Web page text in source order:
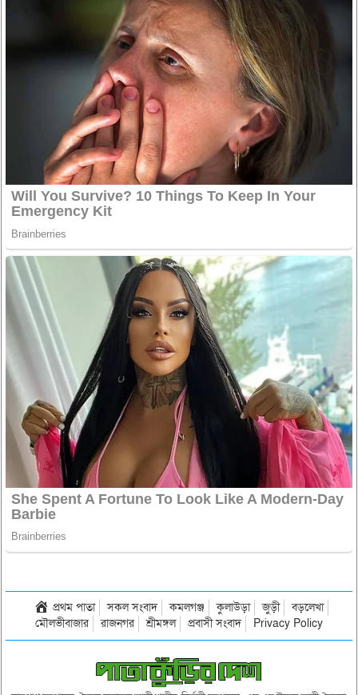
প্রথম পাতা সকল সংবাদ কমলগঞ্জ কুলাউড়া জুড়ী
বড়লেখা
মৌলভীবাজার
রাজনগর শ্রীমঙ্গল প্রবাসী সংবাদ Privacy Policy